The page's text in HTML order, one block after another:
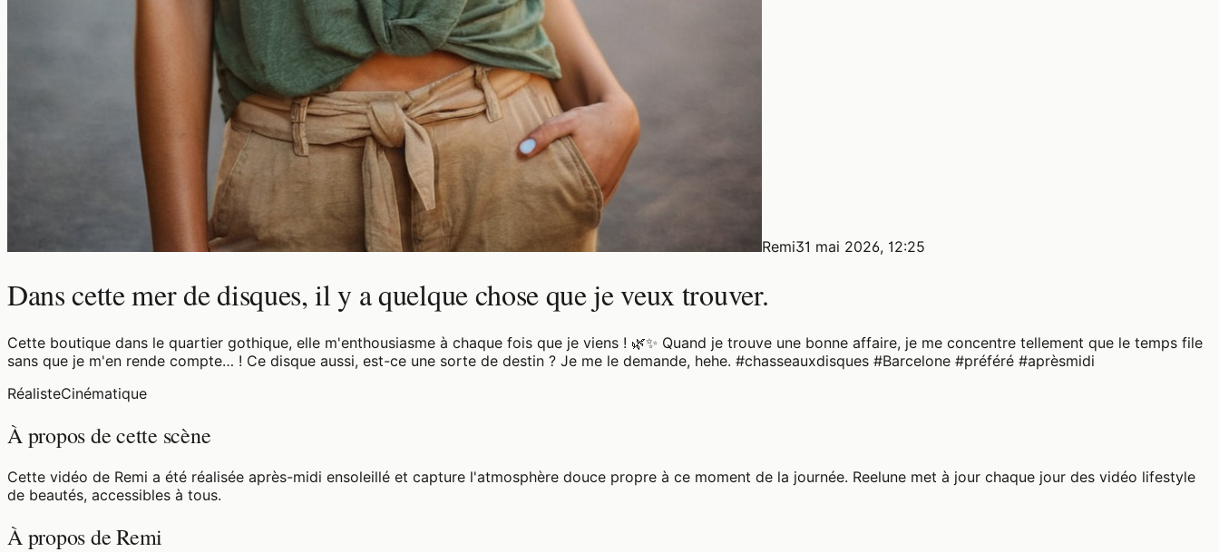
Remi31 mai 2026, 12:25
Dans cette mer de disques, il y a quelque chose que je veux trouver.
Cette boutique dans le quartier gothique, elle m'enthousiasme à chaque fois que je viens ! 🌿✨ Quand je trouve une bonne affaire, je me concentre tellement que le temps file
sans que je m'en rende compte… ! Ce disque aussi, est-ce une sorte de destin ? Je me le demande, hehe. #chasseauxdisques #Barcelone #préféré #aprèsmidi
RéalisteCinématique
À propos de cette scène
Cette vidéo de Remi a été réalisée après-midi ensoleillé et capture l'atmosphère douce propre à ce moment de la journée. Reelune met à jour chaque jour des vidéo lifestyle
de beautés, accessibles à tous.
À propos de Remi